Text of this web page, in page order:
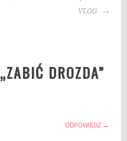
VLOG
„ZABIĆ DROZDA”
ODPOWIEDZ